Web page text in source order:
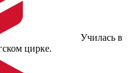
Училась в
цирке.